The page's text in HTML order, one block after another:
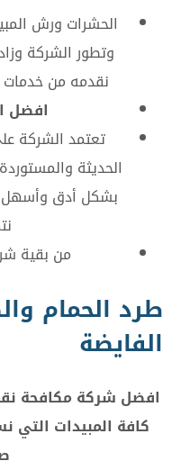
الحشرات ورش
وتطور الشركة
نقدمه من خدمات
افضل
تعتمد الشركة
الحديثة
بشكل أدق وأسهل
من بقية
طرد الحمام
الفايضة
افضل شركة مكافحة
كافة المبيدات